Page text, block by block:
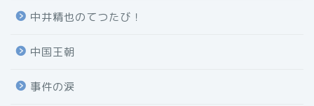
中井精也のてつたび！
中国王朝
事件の涙